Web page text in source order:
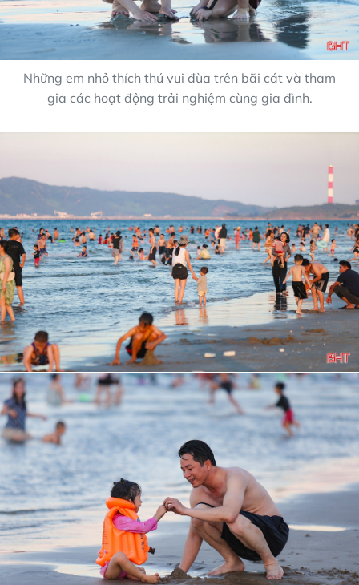
Những em nhỏ thích thú vui đùa trên bãi cát và tham
gia các hoạt động trải nghiệm cùng gia đình.